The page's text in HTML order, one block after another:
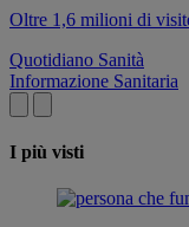
Oltre 1,6 milioni di
Quotidiano Sanità
Informazione Sanitaria
I più visti